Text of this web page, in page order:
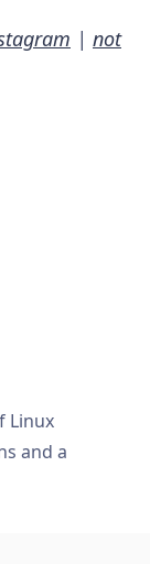
| not
Linux
and a